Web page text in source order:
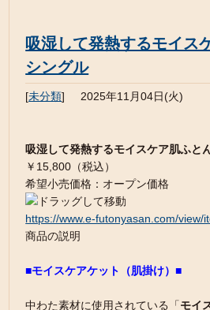
吸湿して発熱するモイ
シングル
[未分類] 2025年11月04日(火)
吸湿して発熱するモイスケア肌ふ
￥15,800（税込）
希望小売価格：オープン価格
https://www.e-futonyasan.com/view/
商品の説明
■モイスケアケット（肌掛け）■
中わた素材に使用されている「モイ